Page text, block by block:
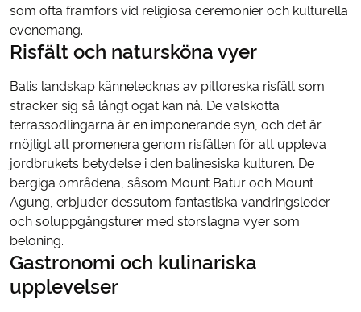
som ofta framförs vid religiösa ceremonier och kulturella
evenemang.
Risfält och natursköna vyer
Balis landskap kännetecknas av pittoreska risfält som
sträcker sig så långt ögat kan nå. De välskötta
terrassodlingarna är en imponerande syn, och det är
möjligt att promenera genom risfälten för att uppleva
jordbrukets betydelse i den balinesiska kulturen. De
bergiga områdena, såsom Mount Batur och Mount
Agung, erbjuder dessutom fantastiska vandringsleder
och soluppgångsturer med storslagna vyer som
belöning.
Gastronomi och kulinariska
upplevelser